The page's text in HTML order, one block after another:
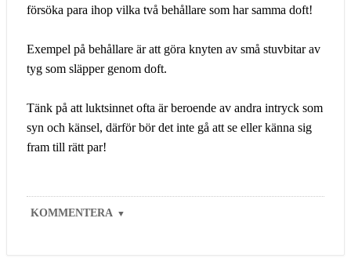
försöka para ihop vilka två behållare som har samma doft!
Exempel på behållare är att göra knyten av små stuvbitar av
tyg som släpper genom doft.
Tänk på att luktsinnet ofta är beroende av andra intryck som
syn och känsel, därför bör det inte gå att se eller känna sig
fram till rätt par!
KOMMENTERA ▼